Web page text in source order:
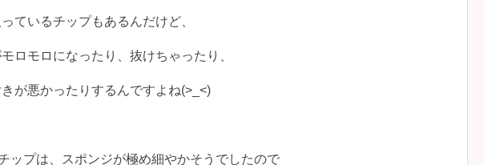
ているチップもあるんだけど、
ロモロになったり、抜けちゃったり、
が悪かったりするんですよね(>_<)
ップは、スポンジが極め細やかそうでしたので